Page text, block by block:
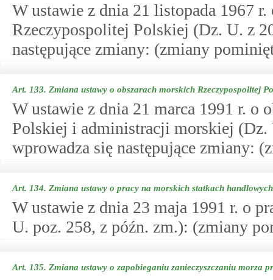
W ustawie z dnia 21 listopada 1967
Rzeczypospolitej Polskiej (Dz. U. z
następujące zmiany: (zmiany
Art. 133. Zmiana ustawy o obszarach morskich Rzeczypospolitej
W ustawie z dnia 21 marca 1991 r. o
Polskiej i administracji morskiej (Dz.
wprowadza się następujące zmiany:
Art. 134. Zmiana ustawy o pracy na morskich statkach
W ustawie z dnia 23 maja 1991 r. o
U. poz. 258, z późn. zm.): (zmiany
Art. 135. Zmiana ustawy o zapobieganiu zanieczyszczaniu morza